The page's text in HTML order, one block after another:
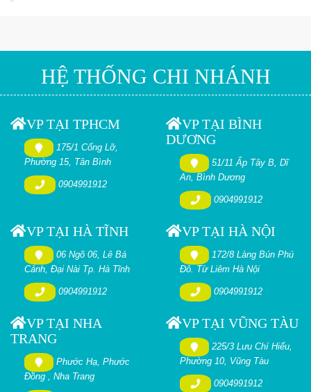
HỆ THỐNG CHI NHÁNH
VP TẠI TPHCM
175/1 Cống Lỡ,
Phường 15, Tân Bình
0904991912
VP TẠI BÌNH
DƯƠNG
51/11 Ấp Tây B, Dĩ
An, Bình Dương
0904991912
VP TẠI HÀ TĨNH
06 Ngõ 06, Lê Bá
Cảnh, Đại Nài Tp. Hà Tĩnh
0904991912
VP TẠI HÀ NỘI
172/8 Làng Bún Phú
Đô. Từ Liêm Hà Nội
0904991912
VP TẠI NHA
TRANG
Phước Hạ, Phước
Đồng , Nha Trang
VP TẠI VŨNG TÀU
225/3 Lưu Chí Hiếu,
Phường 10, Vũng Tàu
0904991912